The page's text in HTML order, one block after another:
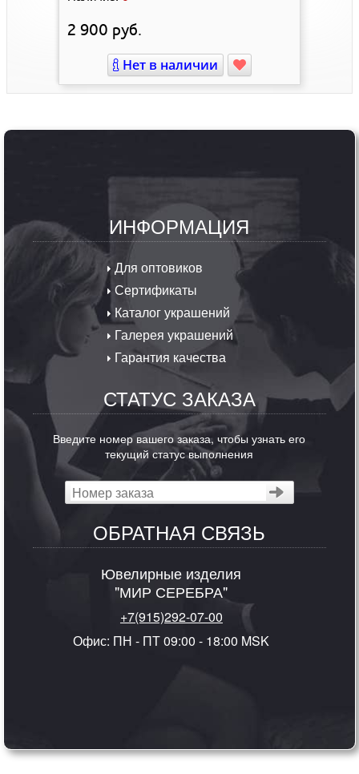
2 900 руб.
Нет в наличии
ИНФОРМАЦИЯ
Для оптовиков
Сертификаты
Каталог украшений
Галерея украшений
Гарантия качества
СТАТУС ЗАКАЗА
Введите номер вашего заказа, чтобы узнать его
текущий статус выполнения
ОБРАТНАЯ СВЯЗЬ
Ювелирные изделия
"МИР СЕРЕБРА"
+7(915)292-07-00
Офис: ПН - ПТ 09:00 - 18:00 MSK